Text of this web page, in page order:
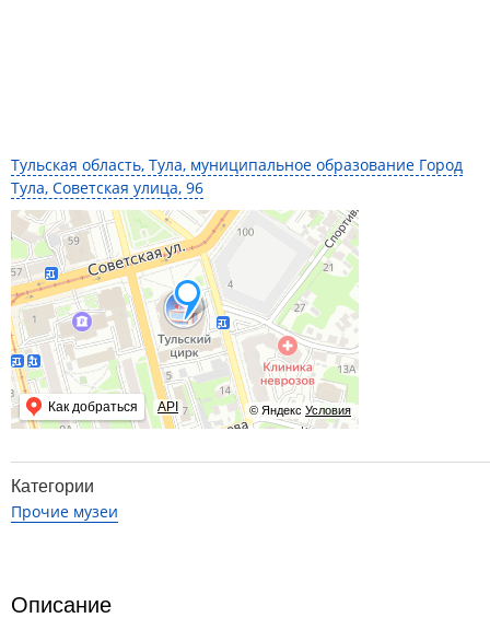
Тульская область, Тула, муниципальное образование Город
Тула, Советская улица, 96
© Яндекс Условия
Как добраться API
Категории
Прочие музеи
Описание